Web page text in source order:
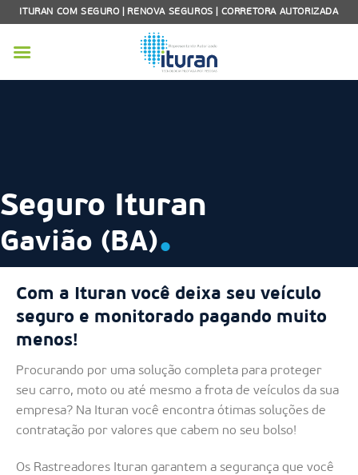
Skip
content
ITURAN COM SEGURO | RENOVA SEGUROS | CORRETORA AUTORIZADA
Seguro Ituran
Gavião (BA).
Com a Ituran você deixa seu veículo
seguro e monitorado pagando muito
menos!
Procurando por uma solução completa para proteger
seu carro, moto ou até mesmo a frota de veículos da sua
empresa? Na Ituran você encontra ótimas soluções de
contratação por valores que cabem no seu bolso!
Os Rastreadores Ituran garantem a segurança que você